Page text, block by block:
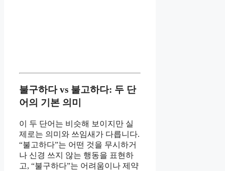
불구하다 vs 불고하다: 두 단
어의 기본 의미
이 두 단어는 비슷해 보이지만 실
제로는 의미와 쓰임새가 다릅니다.
“불고하다”는 어떤 것을 무시하거
나 신경 쓰지 않는 행동을 표현하
고, “불구하다”는 어려움이나 제약